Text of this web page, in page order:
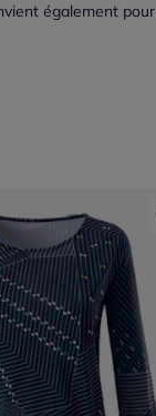
également